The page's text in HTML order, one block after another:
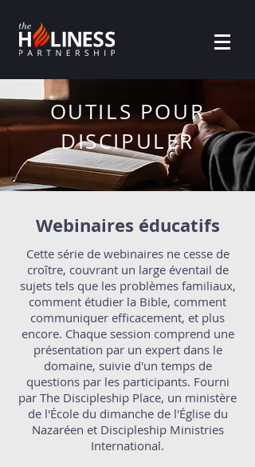
OUTILS POUR
DISCIPULER
Webinaires éducatifs
Cette série de webinaires ne cesse de
croître, couvrant un large éventail de
sujets tels que les problèmes familiaux,
comment étudier la Bible, comment
communiquer efficacement, et plus
encore. Chaque session comprend une
présentation par un expert dans le
domaine, suivie d'un temps de
questions par les participants. Fourni
par The Discipleship Place, un ministère
de l'École du dimanche de l'Église du
Nazaréen et Discipleship Ministries
International.